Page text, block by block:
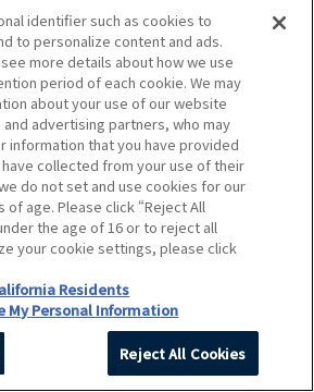
ALL RIGHTS RESERVED.
サンライズ・MBS
・SUNRISE・MBS
FREAK・TV Tokyo・ShoPro・JR Kikaku
Inc./GAME FREAK inc.
ている全ての画像、文章、データなどの無断
of materials contained in this page
Information
identifier such as cookies to
to personalize content and ads.
more details about how we use
period of each cookie. We may
about your use of our website
advertising partners, who may
information that you have provided
collected from your use of their
do not set and use cookies for our
of age. Please click “Reject All
the age of 16 or to reject all
your cookie settings, please click
Residents
My Personal Information
Reject All Cookies
ビスの内容・条件を予告なく変
ることがあります。また当社
の提供を終了することがありま
利用にあたり、ウェブサイトご
その他別途当社が定める規約が
らに従ってご利用ください。